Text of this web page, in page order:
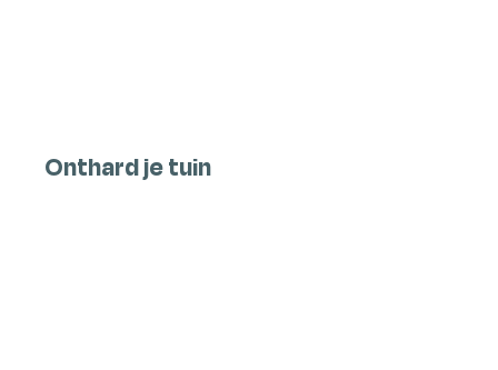
Onthard je tuin